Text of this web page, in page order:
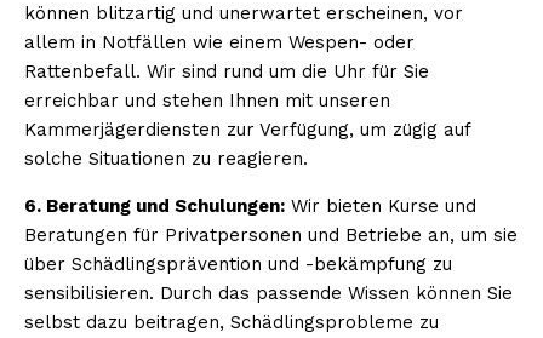
können blitzartig und unerwartet erscheinen, vor
allem in Notfällen wie einem Wespen- oder
Rattenbefall. Wir sind rund um die Uhr für Sie
erreichbar und stehen Ihnen mit unseren
Kammerjägerdiensten zur Verfügung, um zügig auf
solche Situationen zu reagieren.
6. Beratung und Schulungen: Wir bieten Kurse und
Beratungen für Privatpersonen und Betriebe an, um sie
über Schädlingsprävention und -bekämpfung zu
sensibilisieren. Durch das passende Wissen können Sie
selbst dazu beitragen, Schädlingsprobleme zu